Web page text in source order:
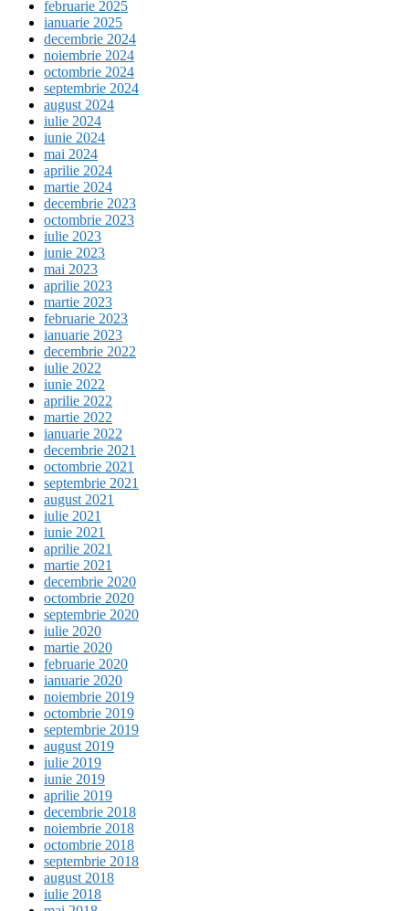
februarie 2025
ianuarie 2025
decembrie 2024
noiembrie 2024
octombrie 2024
septembrie 2024
august 2024
iulie 2024
iunie 2024
mai 2024
aprilie 2024
martie 2024
decembrie 2023
octombrie 2023
iulie 2023
iunie 2023
mai 2023
aprilie 2023
martie 2023
februarie 2023
ianuarie 2023
decembrie 2022
iulie 2022
iunie 2022
aprilie 2022
martie 2022
ianuarie 2022
decembrie 2021
octombrie 2021
septembrie 2021
august 2021
iulie 2021
iunie 2021
aprilie 2021
martie 2021
decembrie 2020
octombrie 2020
septembrie 2020
iulie 2020
martie 2020
februarie 2020
ianuarie 2020
noiembrie 2019
octombrie 2019
septembrie 2019
august 2019
iulie 2019
iunie 2019
aprilie 2019
decembrie 2018
noiembrie 2018
octombrie 2018
septembrie 2018
august 2018
iulie 2018